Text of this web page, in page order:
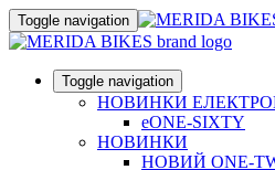
Toggle navigation
Toggle navigation
НОВИНКИ
eONE-SIXTY
НОВИНКИ
НОВИЙ ONE-